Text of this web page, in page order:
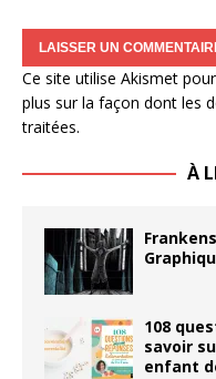
Ce site utilise Akismet
plus sur la façon dont les
traitées.
À
108
savoir
enfant